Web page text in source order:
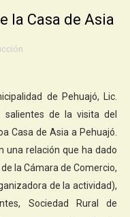
la Casa de Asia
de Pehuajó, Lic.
salientes de la visita del
Casa de Asia a Pehuajó.
una relación que ha dado
la Cámara de Comercio,
de la actividad),
Sociedad Rural de